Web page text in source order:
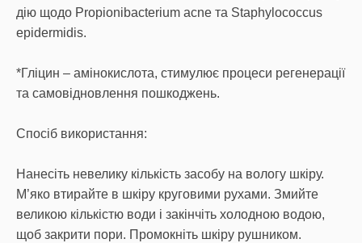
дію щодо Propionibacterium acne та Staphylococcus
epidermidis.
*Гліцин – амінокислота, стимулює процеси регенерації
та самовідновлення пошкоджень.
Спосіб використання:
Нанесіть невелику кількість засобу на вологу шкіру.
М’яко втирайте в шкіру круговими рухами. Змийте
великою кількістю води і закінчіть холодною водою,
щоб закрити пори. Промокніть шкіру рушником.